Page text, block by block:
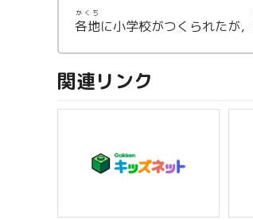
各地
かくち
に小学校がつくられたが，
関連リンク